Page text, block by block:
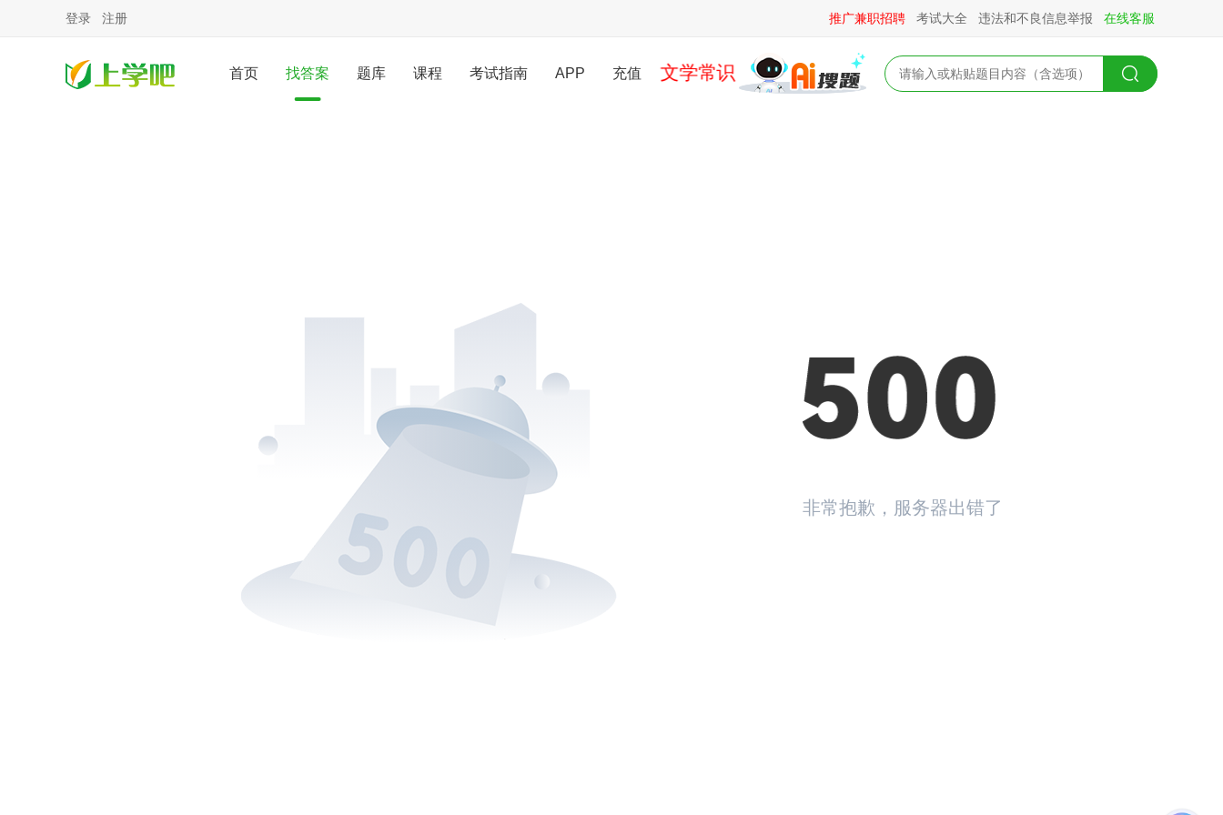
登录 注册 推广兼职招聘 考试大全 违法和不良信息举报 在线客服
首页 找答案 题库 课程 考试指南 APP 充值 文学常识
非常抱歉，服务器出错了